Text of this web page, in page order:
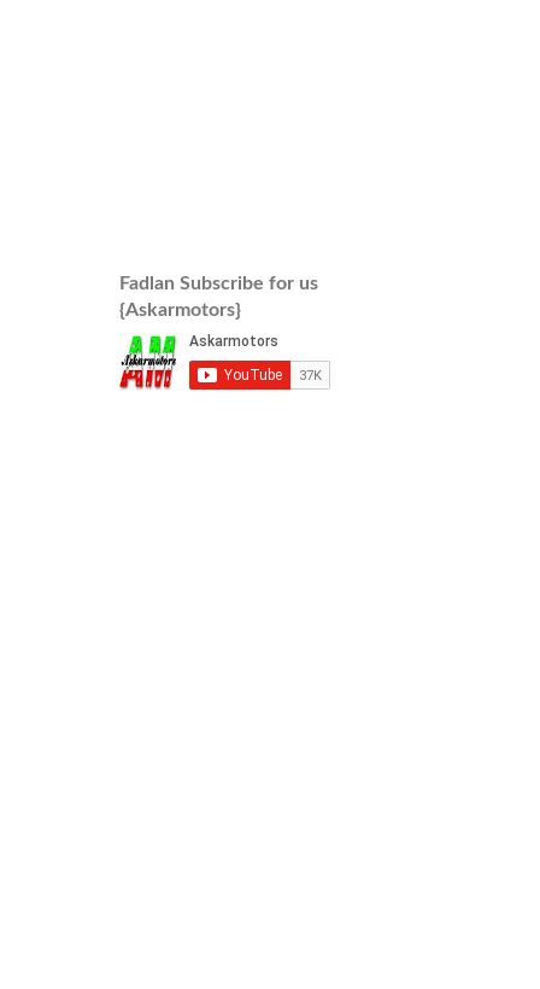
Fadlan Subscribe for us
{Askarmotors}